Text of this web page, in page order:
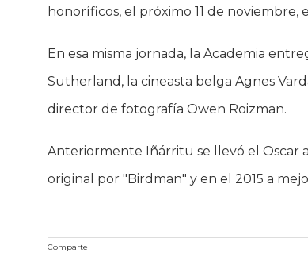
honoríficos, el próximo 11 de
En esa misma jornada, la Academia
Sutherland, la cineasta belga Agnes
director de fotografía Owen Roizman.
Anteriormente Iñárritu se llevó el Oscar
original por "Birdman" y en el 2015 a
Comparte